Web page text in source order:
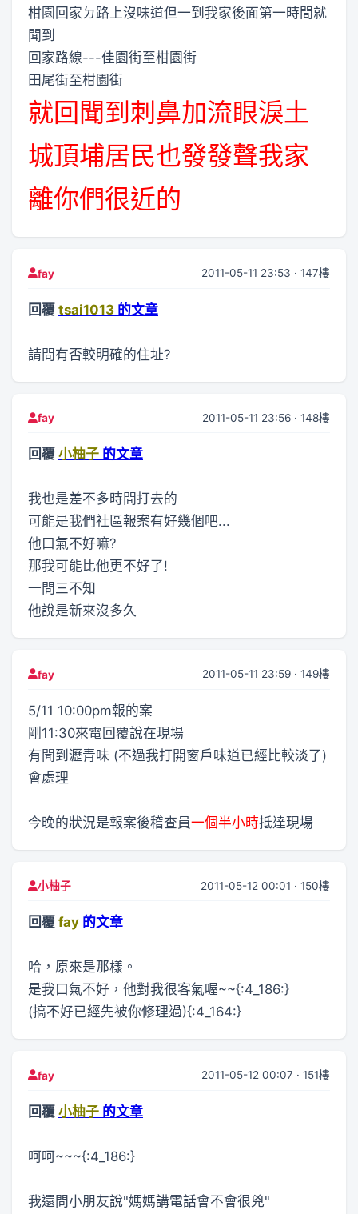
柑園回家ㄉ路上沒味道但一到我家後面第一時間就
聞到
回家路線---佳園街至柑園街
田尾街至柑園街
就回聞到刺鼻加流眼淚土
城頂埔居民也發發聲我家
離你們很近的
fay 2011-05-11 23:53 · 147樓
回覆 tsai1013 的文章
請問有否較明確的住址?
fay 2011-05-11 23:56 · 148樓
回覆 小柚子 的文章
我也是差不多時間打去的
可能是我們社區報案有好幾個吧...
他口氣不好嘛?
那我可能比他更不好了!
一問三不知
他說是新來沒多久
fay 2011-05-11 23:59 · 149樓
5/11 10:00pm報的案
剛11:30來電回覆說在現場
有聞到瀝青味 (不過我打開窗戶味道已經比較淡了)
會處理
今晚的狀況是報案後稽查員一個半小時抵達現場
小柚子 2011-05-12 00:01 · 150樓
回覆 fay 的文章
哈，原來是那樣。
是我口氣不好，他對我很客氣喔~~{:4_186:}
(搞不好已經先被你修理過){:4_164:}
fay 2011-05-12 00:07 · 151樓
回覆 小柚子 的文章
呵呵~~~{:4_186:}
我還問小朋友說"媽媽講電話會不會很兇"